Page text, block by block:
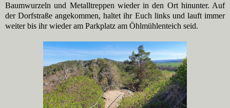
Baumwurzeln und Metalltreppen wieder in den Ort hinunter. Auf
der Dorfstraße angekommen, haltet ihr Euch links und lauft immer
weiter bis ihr wieder am Parkplatz am Öhlmühlenteich seid.